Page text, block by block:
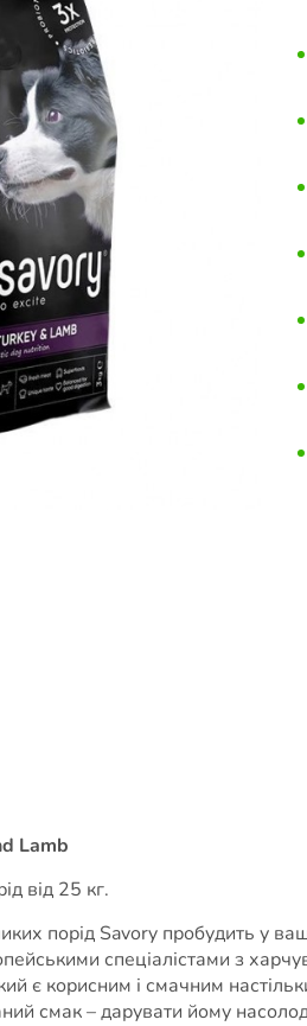
Lamb
від 25 кг.
порід Savory пробудить у
спеціалістами з
є корисним і смачним
смак – дарувати йому